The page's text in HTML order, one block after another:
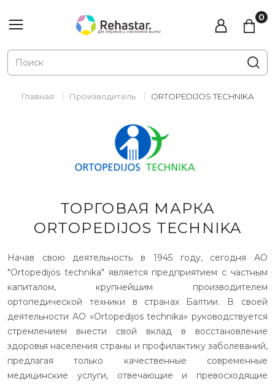
Главная Производитель ORTOPEDIJOS TECHNIKA
ТОРГОВАЯ МАРКА
ORTOPEDIJOS TECHNIKA
Начав свою деятельность в 1945 году, сегодня АО
"Ortopedijos technika" является предприятием с частным
капиталом, крупнейшим производителем
ортопедической техники в странах Балтии. В своей
деятельности АО «Ortopedijos technika» руководствуется
стремлением внести свой вклад в восстановление
здоровья населения страны и профилактику заболеваний,
предлагая только качественные современные
медицинские услуги, отвечающие и превосходящие